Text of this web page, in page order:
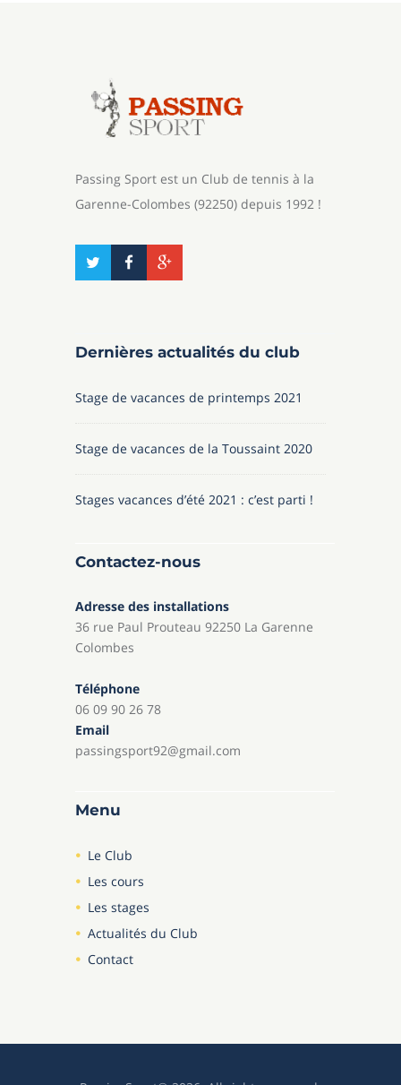
Passing Sport est un Club de tennis à la
Garenne-Colombes (92250) depuis 1992 !
Dernières actualités du club
Stage de vacances de printemps 2021
Stage de vacances de la Toussaint 2020
Stages vacances d’été 2021 : c’est parti !
Contactez-nous
Adresse des installations
36 rue Paul Prouteau 92250 La Garenne
Colombes
Téléphone
06 09 90 26 78
Email
passingsport92@gmail.com
Menu
Le Club
Les cours
Les stages
Actualités du Club
Contact